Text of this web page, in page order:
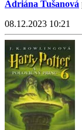
Adriána Tušanová
08.12.2023 10:21